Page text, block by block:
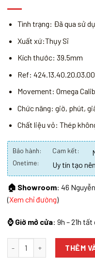
Tình trạng: Đã qua sử
Xuất xứ:Thụy Sĩ
Kích thước: 39.5mm
Ref:
Movement: Omega
Chức năng: giờ, phút,
Chất liệu vỏ: Thép
Bảo hành: Cam kết:
Onetime: Uy tín tạo
🏠 Showroom: 46
(Xem chỉ đường)
⌚ Giờ mở cửa: 9h – 21h
THÊM